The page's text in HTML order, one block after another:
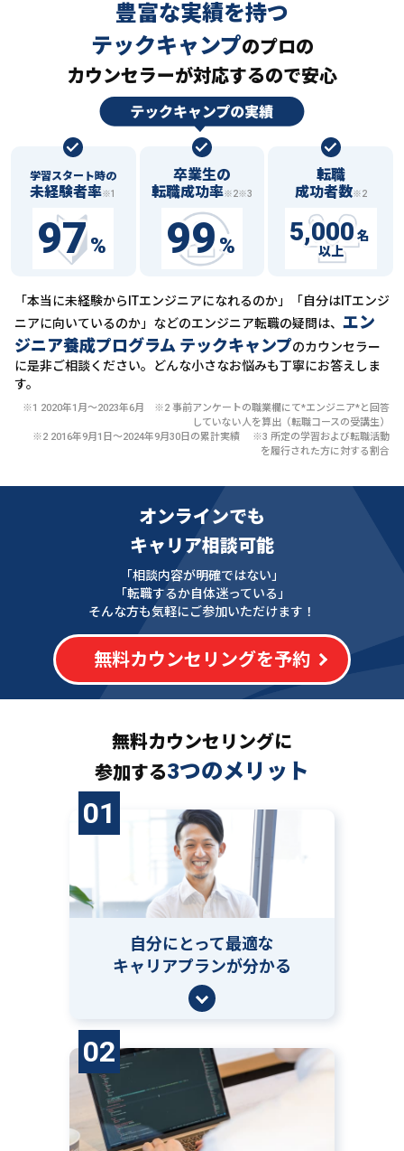
豊富な実績を持つ
テックキャンプのプロの
カウンセラーが対応するので安心
学習スタート時の
未経験者率※1
97%
卒業生の
転職成功率※2※3
99%
転職
成功者数※2
5,000 名
以上
「本当に未経験からITエンジニアになれるのか」「自分はITエンジ
ニアに向いているのか」などのエンジニア転職の疑問は、 エン
ジニア養成プログラム テックキャンプのカウンセラー
に是非ご相談ください。どんな小さなお悩みも丁寧にお答えしま
す。
※1 2020年1月〜2023年6月 ※2 事前アンケートの職業欄にて*エンジニア*と回答
していない人を算出（転職コースの受講生）
※2 2016年9月1日〜2024年9月30日の累計実績 ※3 所定の学習および転職活動
を履行された方に対する割合
オンラインでも
キャリア相談可能
「相談内容が明確ではない」
「転職するか自体迷っている」
そんな方も気軽にご参加いただけます！
無料カウンセリングを予約
無料カウンセリングに
参加する3つのメリット
01
自分にとって最適な
キャリアプランが分かる
02